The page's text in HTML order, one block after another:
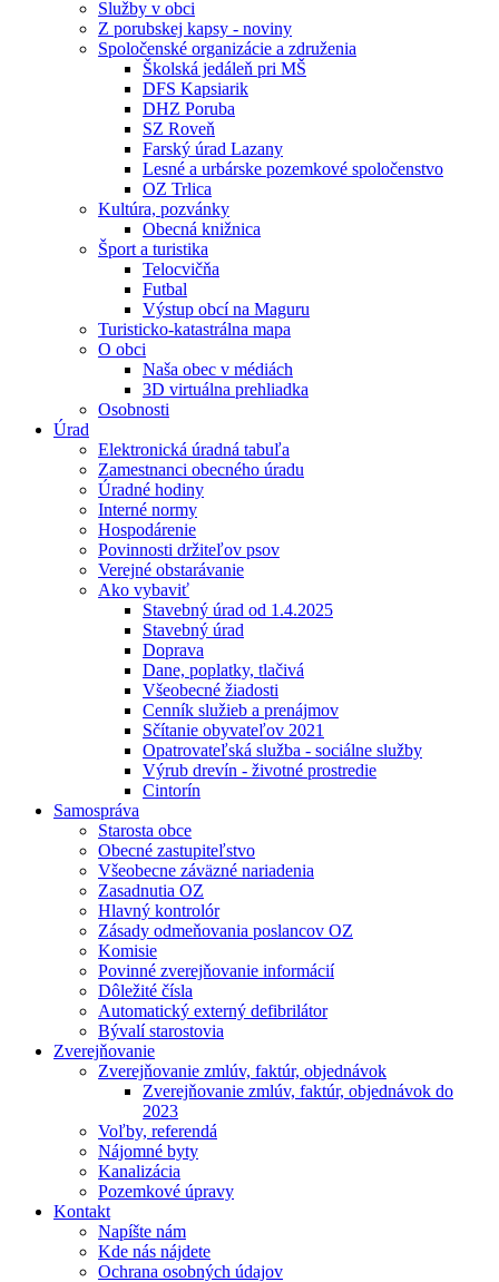
Služby v obci
Z porubskej kapsy - noviny
Spoločenské organizácie a združenia
Školská jedáleň pri MŠ
DFS Kapsiarik
DHZ Poruba
SZ Roveň
Farský úrad Lazany
Lesné a urbárske pozemkové spoločenstvo
OZ Trlica
Kultúra, pozvánky
Obecná knižnica
Šport a turistika
Telocvičňa
Futbal
Výstup obcí na Maguru
Turisticko-katastrálna mapa
O obci
Naša obec v médiách
3D virtuálna prehliadka
Osobnosti
Úrad
Elektronická úradná tabuľa
Zamestnanci obecného úradu
Úradné hodiny
Interné normy
Hospodárenie
Povinnosti držiteľov psov
Verejné obstarávanie
Ako vybaviť
Stavebný úrad od 1.4.2025
Stavebný úrad
Doprava
Dane, poplatky, tlačivá
Všeobecné žiadosti
Cenník služieb a prenájmov
Sčítanie obyvateľov 2021
Opatrovateľská služba - sociálne služby
Výrub drevín - životné prostredie
Cintorín
Samospráva
Starosta obce
Obecné zastupiteľstvo
Všeobecne záväzné nariadenia
Zasadnutia OZ
Hlavný kontrolór
Zásady odmeňovania poslancov OZ
Komisie
Povinné zverejňovanie informácií
Dôležité čísla
Automatický externý defibrilátor
Bývalí starostovia
Zverejňovanie
Zverejňovanie zmlúv, faktúr, objednávok
Zverejňovanie zmlúv, faktúr, objednávok do
2023
Voľby, referendá
Nájomné byty
Kanalizácia
Pozemkové úpravy
Kontakt
Napíšte nám
Kde nás nájdete
Ochrana osobných údajov